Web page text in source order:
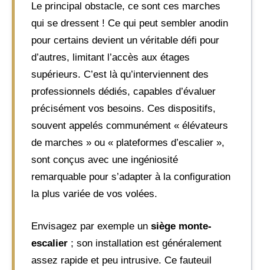
Le principal obstacle, ce sont ces marches
qui se dressent ! Ce qui peut sembler anodin
pour certains devient un véritable défi pour
d’autres, limitant l’accès aux étages
supérieurs. C’est là qu’interviennent des
professionnels dédiés, capables d’évaluer
précisément vos besoins. Ces dispositifs,
souvent appelés communément « élévateurs
de marches » ou « plateformes d’escalier »,
sont conçus avec une ingéniosité
remarquable pour s’adapter à la configuration
la plus variée de vos volées.
Envisagez par exemple un siège monte-
escalier ; son installation est généralement
assez rapide et peu intrusive. Ce fauteuil